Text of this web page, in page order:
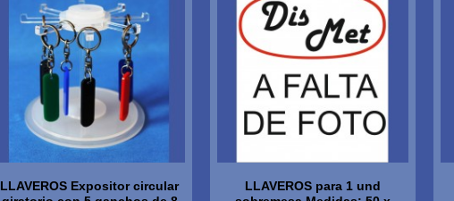
LLAVEROS Expositor circular
LLAVEROS para 1 und